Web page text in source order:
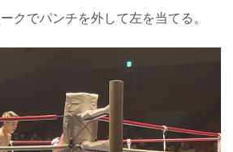
クでパンチを外して左を当てる。